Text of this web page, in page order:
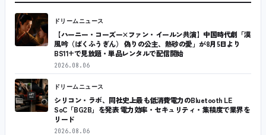
ドリームニュース
【ハーニー・コーズー×ファン・イールン共演】中国時代劇「漠
風吟（ばくふうぎん） 偽りの公主、熱砂の愛」が8月5日より
BS11+で見放題・単品レンタルで配信開始
2026.08.06
ドリームニュース
シリコン・ラボ、同社史上最も低消費電力のBluetooth LE
SoC「BG2B」を発表 電力効率・セキュリティ・集積度で業界を
リード
2026.08.06